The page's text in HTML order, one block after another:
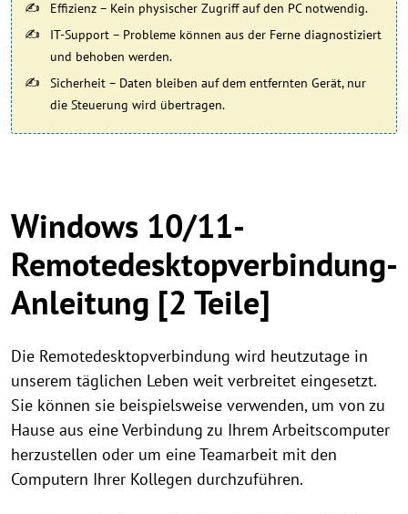
Effizienz – Kein physischer Zugriff auf den PC notwendig.
IT-Support – Probleme können aus der Ferne diagnostiziert
und behoben werden.
Sicherheit – Daten bleiben auf dem entfernten Gerät, nur
die Steuerung wird übertragen.
Windows 10/11-
Remotedesktopverbindung-
Anleitung [2 Teile]
Die Remotedesktopverbindung wird heutzutage in
unserem täglichen Leben weit verbreitet eingesetzt.
Sie können sie beispielsweise verwenden, um von zu
Hause aus eine Verbindung zu Ihrem Arbeitscomputer
herzustellen oder um eine Teamarbeit mit den
Computern Ihrer Kollegen durchzuführen.